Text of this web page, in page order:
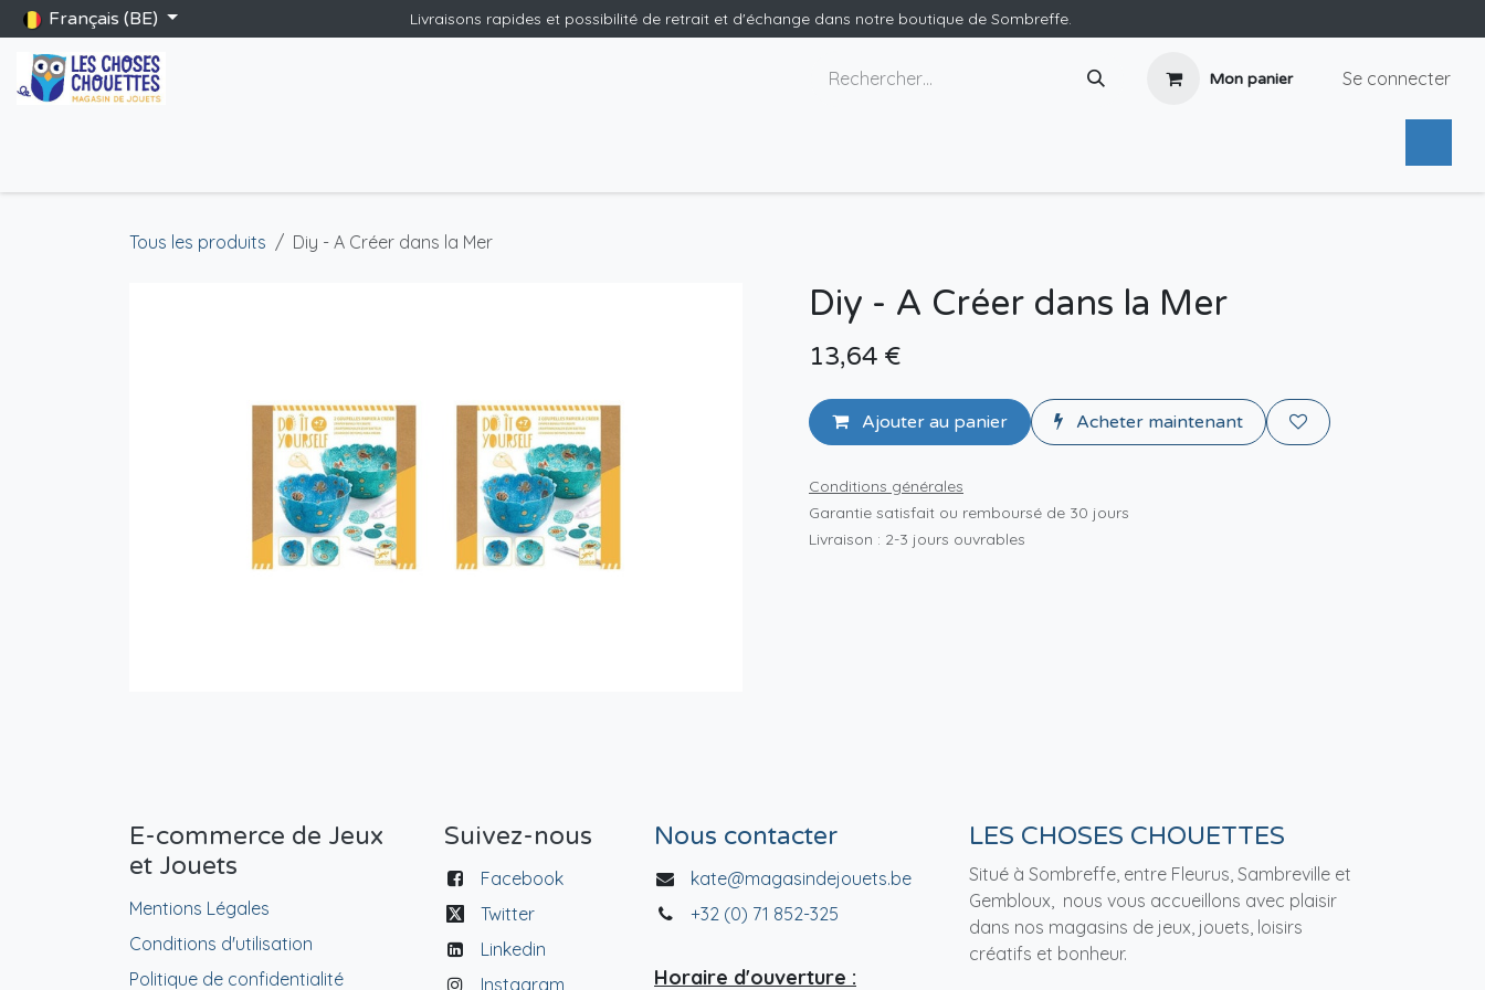
Se rendre au contenu
Français (BE) Livraisons rapides et possibilité de retrait et d'échange dans notre boutique de Sombreffe.
Mon panier Se connecter
Tous les produits Diy - A Créer dans la Mer
Diy - A Créer dans la Mer
13,64 €
Ajouter au panier Acheter maintenant
Conditions générales
Garantie satisfait ou remboursé de 30 jours
Livraison : 2-3 jours ouvrables
E-commerce de Jeux
et Jouets
Mentions Légales
Conditions d'utilisation
Politique de confidentialité
Suivez-nous
Facebook
Twitter
Linkedin
Instagram
Nous contacter
kate@magasindejouets.be
+32 (0) 71 852-325
Horaire d'ouverture :
LES CHOSES CHOUETTES
Situé à Sombreffe, entre Fleurus, Sambreville et
Gembloux, nous vous accueillons avec plaisir
dans nos magasins de jeux, jouets, loisirs
créatifs et bonheur.